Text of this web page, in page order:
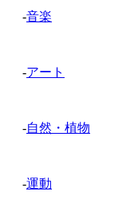
-音楽
-アート
-自然・植物
-運動